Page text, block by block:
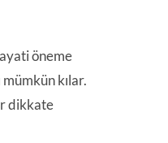
öneme
kılar.
dikkate